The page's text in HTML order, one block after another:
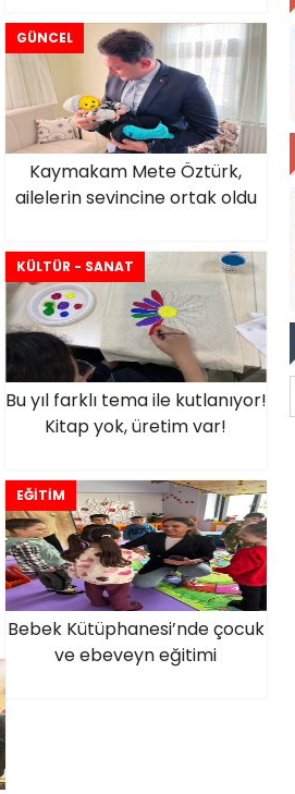
GÜNCEL
Kaymakam Mete Öztürk,
ailelerin sevincine ortak oldu
KÜLTÜR - SANAT
Bu yıl farklı tema ile kutlanıyor!
Kitap yok, üretim var!
EĞİTİM
Bebek Kütüphanesi’nde çocuk
ve ebeveyn eğitimi